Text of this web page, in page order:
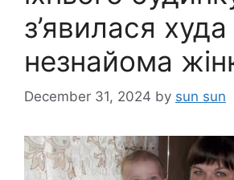
з’явилася худа
незнайома
December 31, 2024 by sun sun